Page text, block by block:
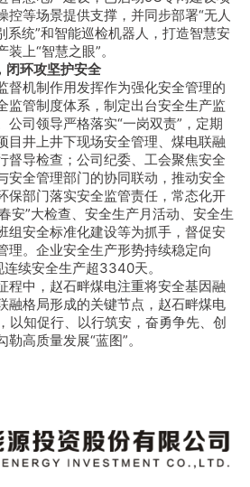
控等场景提供支撑，并同步部署“无人
系统”和智能巡检机器人，打造智慧安
上“智慧之眼”。
闭环攻坚护安全
督机制作用发挥作为强化安全管理的
监管制度体系，制定出台安全生产监
公司领导严格落实“一岗双责”，定期
目井上井下现场安全管理、煤电联融
督导检查；公司纪委、工会聚焦安全
安全管理部门的协同联动，推动安全
保部门落实安全监管责任，常态化开
安”大检查、安全生产月活动、安全生
组安全标准化建设等为抓手，督促安
理。企业安全生产形势持续稳定向
续安全生产超3340天。
程中，赵石畔煤电注重将安全基因融
融格局形成的关键节点，赵石畔煤电
以知促行、以行筑安，奋勇争先、创
高质量发展“蓝图”。